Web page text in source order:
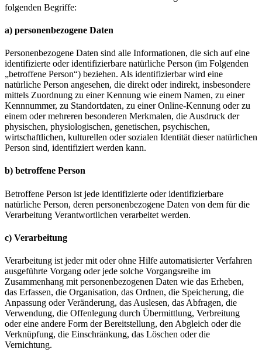
folgenden Begriffe:
a) personenbezogene Daten
Personenbezogene Daten sind alle Informationen, die sich auf eine
identifizierte oder identifizierbare natürliche Person (im Folgenden
„betroffene Person“) beziehen. Als identifizierbar wird eine
natürliche Person angesehen, die direkt oder indirekt, insbesondere
mittels Zuordnung zu einer Kennung wie einem Namen, zu einer
Kennnummer, zu Standortdaten, zu einer Online-Kennung oder zu
einem oder mehreren besonderen Merkmalen, die Ausdruck der
physischen, physiologischen, genetischen, psychischen,
wirtschaftlichen, kulturellen oder sozialen Identität dieser natürlichen
Person sind, identifiziert werden kann.
b) betroffene Person
Betroffene Person ist jede identifizierte oder identifizierbare
natürliche Person, deren personenbezogene Daten von dem für die
Verarbeitung Verantwortlichen verarbeitet werden.
c) Verarbeitung
Verarbeitung ist jeder mit oder ohne Hilfe automatisierter Verfahren
ausgeführte Vorgang oder jede solche Vorgangsreihe im
Zusammenhang mit personenbezogenen Daten wie das Erheben,
das Erfassen, die Organisation, das Ordnen, die Speicherung, die
Anpassung oder Veränderung, das Auslesen, das Abfragen, die
Verwendung, die Offenlegung durch Übermittlung, Verbreitung
oder eine andere Form der Bereitstellung, den Abgleich oder die
Verknüpfung, die Einschränkung, das Löschen oder die
Vernichtung.